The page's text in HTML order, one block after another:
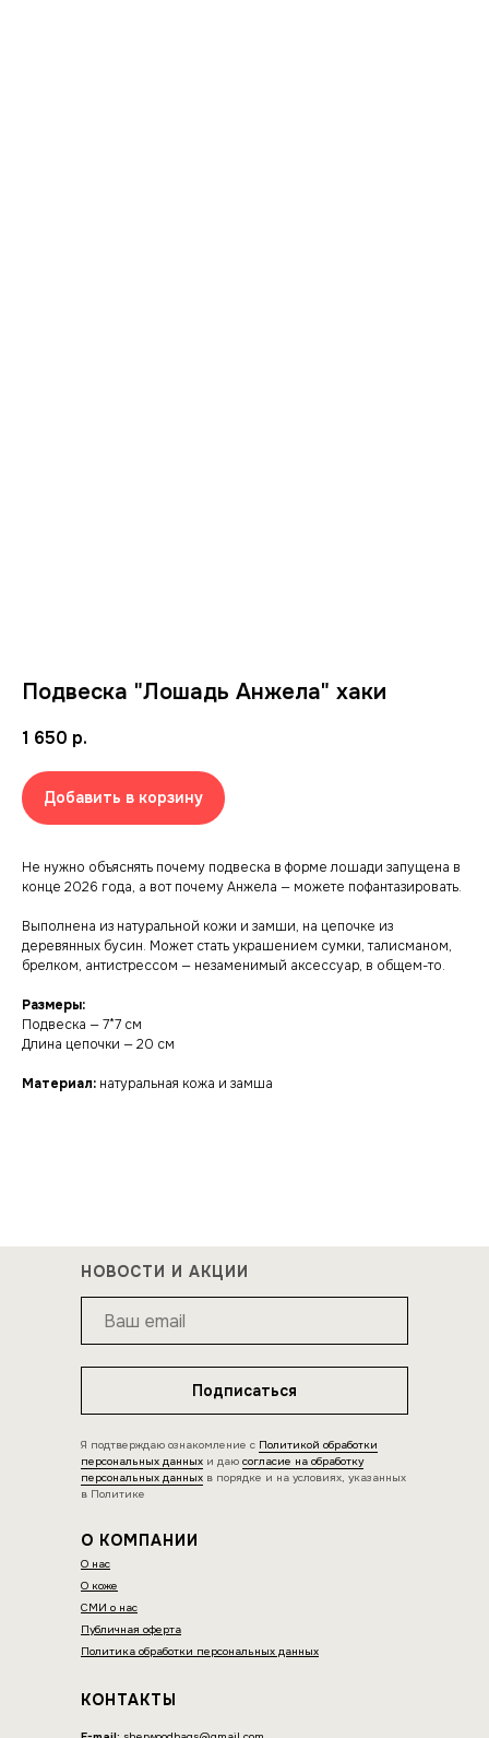
Подвеска "Лошадь Анжела" хаки
1 650 р.
Добавить в корзину
Не нужно объяснять почему подвеска в форме лошади запущена в
конце 2026 года, а вот почему Анжела — можете пофантазировать.
Выполнена из натуральной кожи и замши, на цепочке из
деревянных бусин. Может стать украшением сумки, талисманом,
брелком, антистрессом — незаменимый аксессуар, в общем-то.
Размеры:
Подвеска — 7*7 см
Длина цепочки — 20 см
Материал: натуральная кожа и замша
КОНТАКТЫ
Подписаться
Я подтверждаю ознакомление с Политикой обработки
персональных данных и даю согласие на обработку
персональных данных в порядке и на условиях, указанных
в Политике
НОВОСТИ И АКЦИИ
О КОМПАНИИ
О нас
О коже
СМИ о нас
Публичная оферта
Политика обработки персональных данных